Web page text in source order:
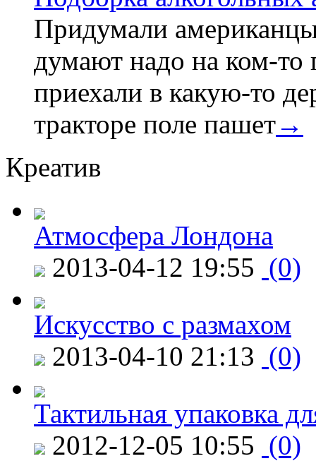
Придумали
думают надо на ком-
приехали в какую-то
тракторе поле пашет→
Креатив
Атмосфера Лондона
2013-04-12 19:55 (0)
Искусство с размахом
2013-04-10 21:13 (0)
Тактильная упаковка
2012-12-05 10:55 (0)